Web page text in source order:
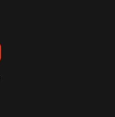
LINKEDIN
ONS OP PINTEREST